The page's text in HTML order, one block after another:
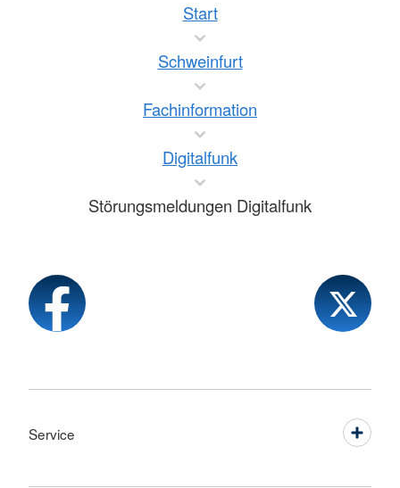
Start
Schweinfurt
Fachinformation
Digitalfunk
Störungsmeldungen Digitalfunk
Service